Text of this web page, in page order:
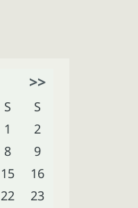
>>
S
S
1
2
8
9
15
16
22
23